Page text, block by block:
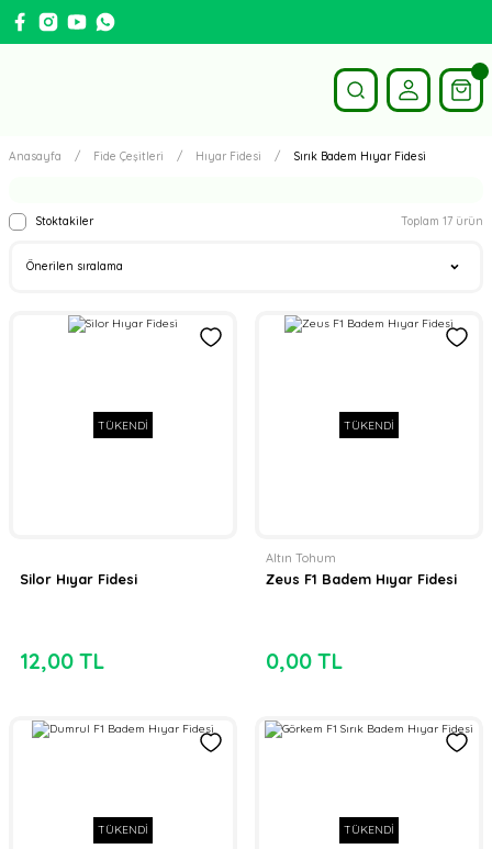
Anasayfa Fide Çeşitleri Hıyar Fidesi Sırık Badem Hıyar Fidesi
Stoktakiler Toplam 17 ürün
TÜKENDİ
Silor Hıyar Fidesi
12,00 TL
TÜKENDİ
Altın Tohum
Zeus F1 Badem Hıyar Fidesi
0,00 TL
TÜKENDİ TÜKENDİ